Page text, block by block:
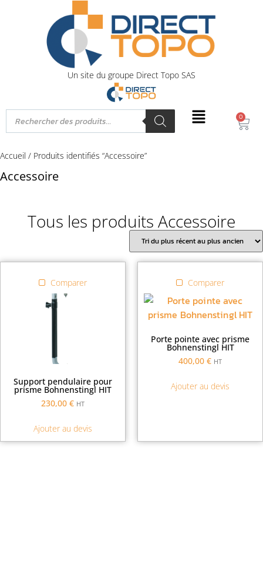
Un site du groupe Direct Topo SAS
0
Accueil / Produits identifiés “Accessoire”
Accessoire
Tous les produits Accessoire
Comparer
Support pendulaire pour
prisme Bohnenstingl HIT
230,00 € HT
Ajouter au devis
Comparer
Porte pointe avec prisme
Bohnenstingl HIT
400,00 € HT
Ajouter au devis